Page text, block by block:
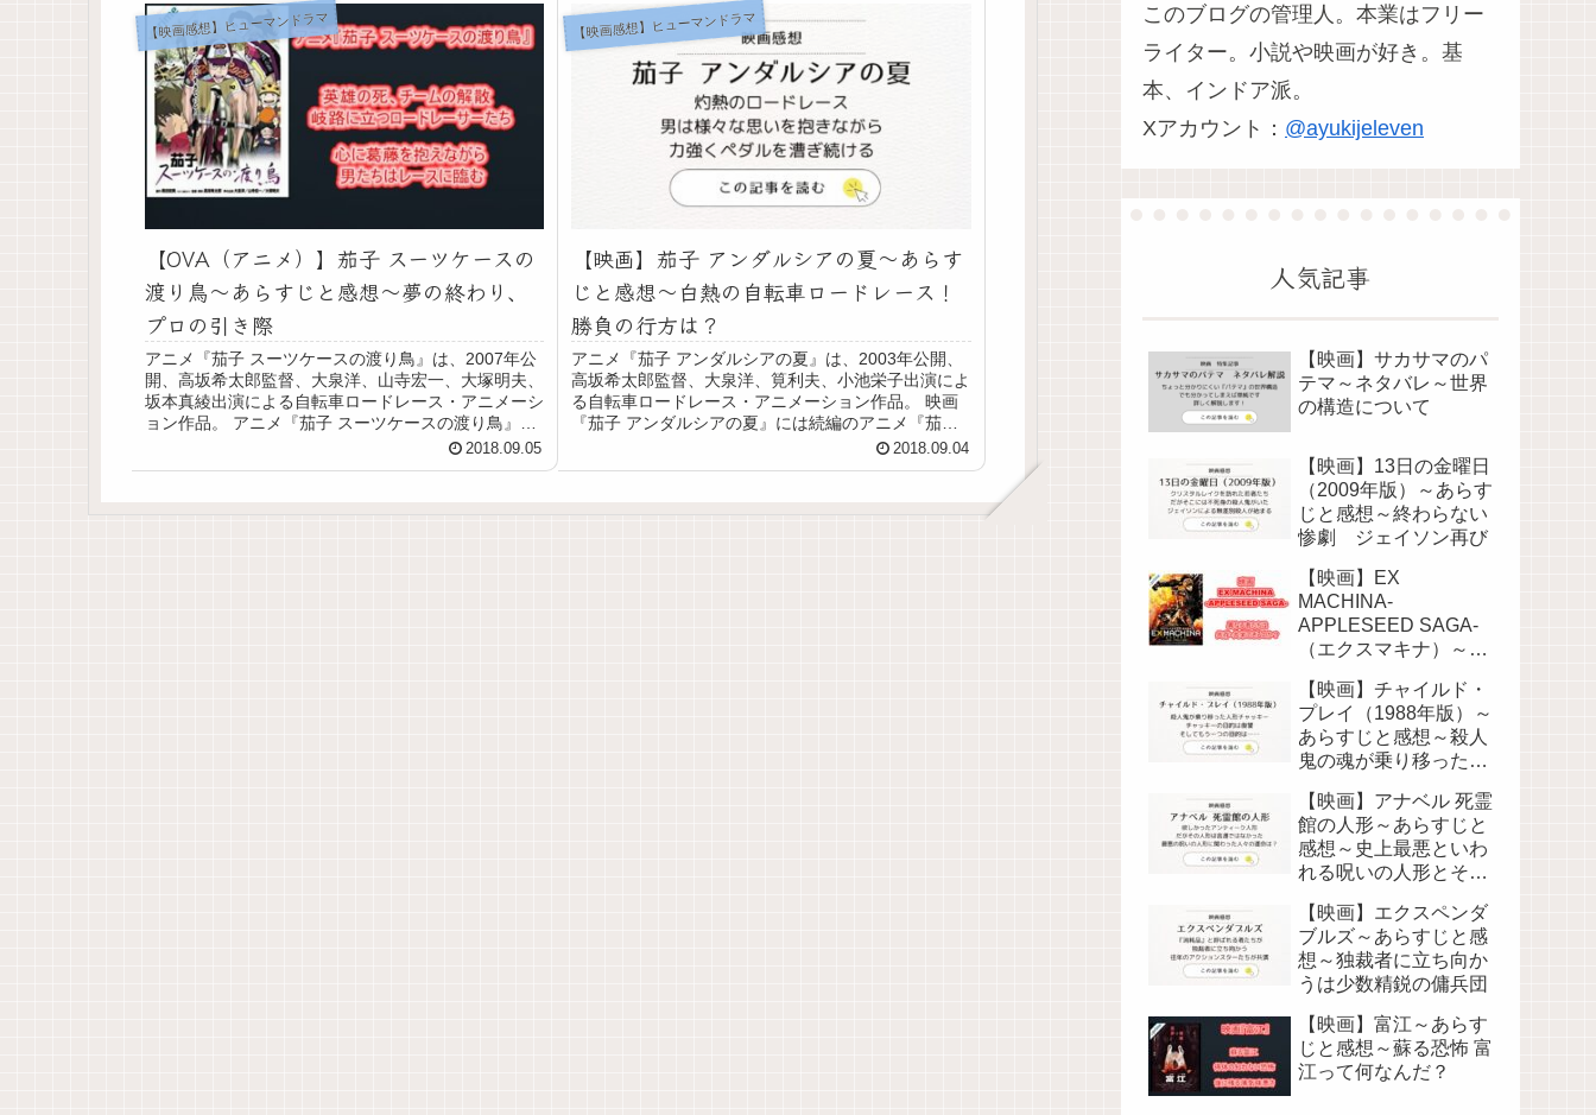
【映画感想】ヒューマンドラマ
【OVA（アニメ）】茄子 スーツケースの
渡り鳥～あらすじと感想～夢の終わり、
プロの引き際
アニメ『茄子 スーツケースの渡り鳥』は、2007年公
開、高坂希太郎監督、大泉洋、山寺宏一、大塚明夫、
坂本真綾出演による自転車ロードレース・アニメーシ
ョン作品。 アニメ『茄子 スーツケースの渡り鳥』は
映画『茄子 アンダルシアの夏』の続編 ＞＞...2018.09.05
【映画感想】ヒューマンドラマ
【映画】茄子 アンダルシアの夏～あらす
じと感想～白熱の自転車ロードレース！
勝負の行方は？
アニメ『茄子 アンダルシアの夏』は、2003年公開、
高坂希太郎監督、大泉洋、筧利夫、小池栄子出演によ
る自転車ロードレース・アニメーション作品。 映画
『茄子 アンダルシアの夏』には続編のアニメ『茄子
スーツケースの渡り鳥』があります ＞＞映画...2018.09.04
このブログの管理人。本業はフリー
ライター。小説や映画が好き。基
本、インドア派。
Xアカウント： @ayukijeleven
人気記事
【映画】サカサマのパ
テマ～ネタバレ～世界
の構造について
【映画】13日の金曜日
（2009年版）～あらす
じと感想～終わらない
惨劇 ジェイソン再び
【映画】EX
MACHINA-
APPLESEED SAGA-
（エクスマキナ）～あ
があるから争いが発生
する？
【映画】チャイルド・
プレイ（1988年版）～
あらすじと感想～殺人
鬼の魂が乗り移った人
【映画】アナベル 死霊
館の人形～あらすじと
感想～史上最悪といわ
れる呪いの人形とそれ
【映画】エクスペンダ
ブルズ～あらすじと感
想～独裁者に立ち向か
うは少数精鋭の傭兵団
【映画】富江～あらす
じと感想～蘇る恐怖 富
江って何なんだ？